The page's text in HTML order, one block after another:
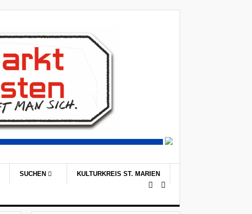
SUCHEN KULTURKREIS ST. MARIEN